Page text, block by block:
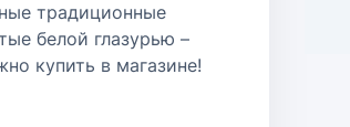
традиционные
белой глазурью –
купить в магазине!